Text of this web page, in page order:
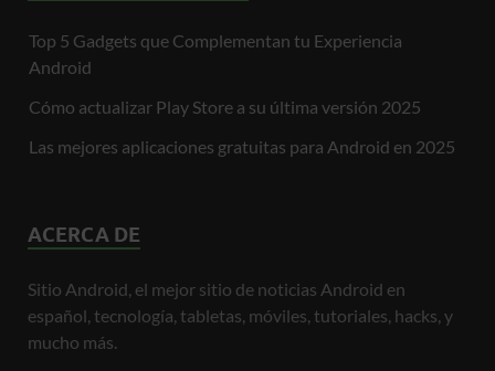
Top 5 Gadgets que Complementan tu Experiencia
Android
Cómo actualizar Play Store a su última versión 2025
Las mejores aplicaciones gratuitas para Android en 2025
ACERCA DE
Sitio Android, el mejor sitio de noticias Android en
español, tecnología, tabletas, móviles, tutoriales, hacks, y
mucho más.